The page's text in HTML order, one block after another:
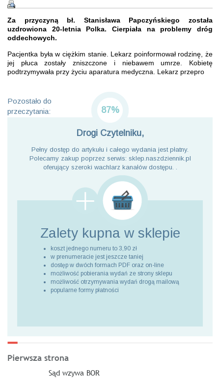
Za przyczyną bł. Stanisława Papczyńskiego została
uzdrowiona 20-letnia Polka. Cierpiała na problemy dróg
oddechowych.
Pacjentka była w ciężkim stanie. Lekarz poinformował rodzinę, że
jej płuca zostały zniszczone i niebawem umrze. Kobietę
podtrzymywała przy życiu aparatura medyczna. Lekarz przepro
Pozostało do
przeczytania:
87%
Drogi Czytelniku,
Pełny dostęp do artykułu i całego wydania jest płatny.
Polecamy zakup poprzez serwis: sklep.naszdziennik.pl
oferujący szeroki wachlarz kanałów dostępu. .
Zalety kupna w sklepie
koszt jednego numeru to 3,90 zł
w prenumeracie jest jeszcze taniej
dostęp w dwóch formach PDF oraz on-line
możliwość pobierania wydań ze strony sklepu
możliwość otrzymywania wydań drogą mailową
popularne formy płatności
Pierwsza strona
Sąd wzywa BOR